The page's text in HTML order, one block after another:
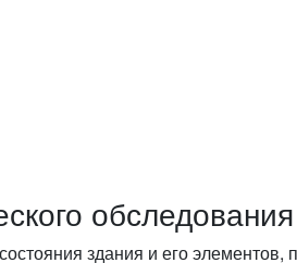
обследования
здания и его